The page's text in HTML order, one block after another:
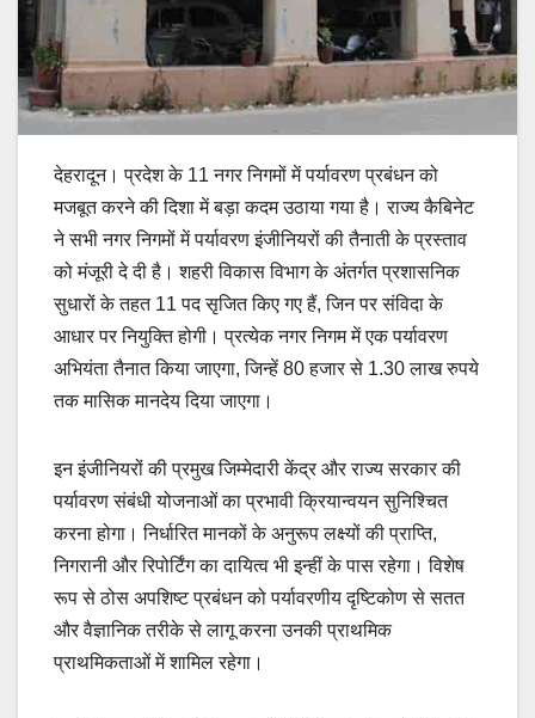
देहरादून। प्रदेश के 11 नगर निगमों में पर्यावरण प्रबंधन को
मजबूत करने की दिशा में बड़ा कदम उठाया गया है। राज्य कैबिनेट
ने सभी नगर निगमों में पर्यावरण इंजीनियरों की तैनाती के प्रस्ताव
को मंजूरी दे दी है। शहरी विकास विभाग के अंतर्गत प्रशासनिक
सुधारों के तहत 11 पद सृजित किए गए हैं, जिन पर संविदा के
आधार पर नियुक्ति होगी। प्रत्येक नगर निगम में एक पर्यावरण
अभियंता तैनात किया जाएगा, जिन्हें 80 हजार से 1.30 लाख रुपये
तक मासिक मानदेय दिया जाएगा।
इन इंजीनियरों की प्रमुख जिम्मेदारी केंद्र और राज्य सरकार की
पर्यावरण संबंधी योजनाओं का प्रभावी क्रियान्वयन सुनिश्चित
करना होगा। निर्धारित मानकों के अनुरूप लक्ष्यों की प्राप्ति,
निगरानी और रिपोर्टिंग का दायित्व भी इन्हीं के पास रहेगा। विशेष
रूप से ठोस अपशिष्ट प्रबंधन को पर्यावरणीय दृष्टिकोण से सतत
और वैज्ञानिक तरीके से लागू करना उनकी प्राथमिक
प्राथमिकताओं में शामिल रहेगा।